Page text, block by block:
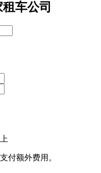
车公司
付额外费用。